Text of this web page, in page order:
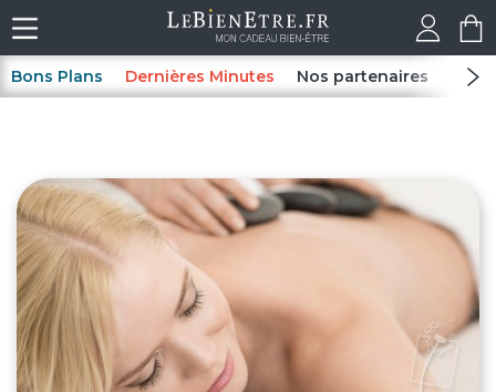
Bons Plans Dernières Minutes Nos partenaires Spas